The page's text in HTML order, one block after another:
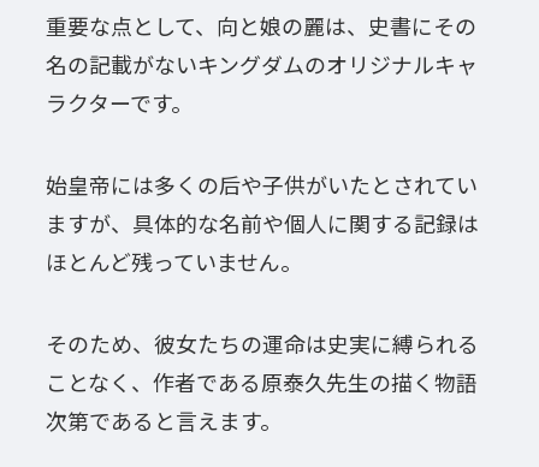
重要な点として、向と娘の麗は、史書にその
名の記載がないキングダムのオリジナルキャ
ラクターです。
始皇帝には多くの后や子供がいたとされてい
ますが、具体的な名前や個人に関する記録は
ほとんど残っていません。
そのため、彼女たちの運命は史実に縛られる
ことなく、作者である原泰久先生の描く物語
次第であると言えます。